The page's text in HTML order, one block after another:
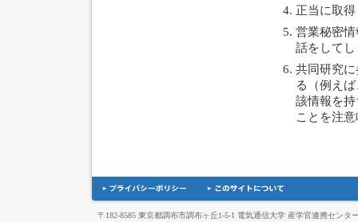
正当に取
営業秘密
話をして
共同研究
る（例え
該情報を
ことを注
〒182-8585 東京都調布市調布ヶ丘1-5-1 電気通信大学 産学官連携センタ